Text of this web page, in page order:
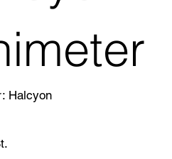
Artikelnummer:
Halcyon
Halcyon